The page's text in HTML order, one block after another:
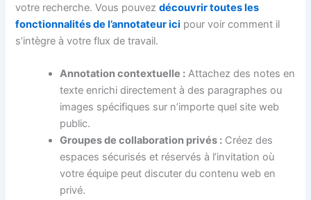
votre recherche. Vous pouvezdécouvrir toutes les
fonctionnalités de l’annotateur ici pour voir comment il
s’intègre à votre flux de travail.
Annotation contextuelle : Attachez des notes en
texte enrichi directement à des paragraphes ou
images spécifiques sur n’importe quel site web
public.
Groupes de collaboration privés : Créez des
espaces sécurisés et réservés à l’invitation où
votre équipe peut discuter du contenu web en
privé.